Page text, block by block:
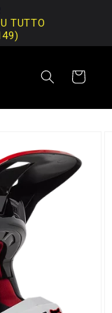
TUTTO
Carrello